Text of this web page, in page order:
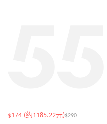
$174 (约1185.22元)$290